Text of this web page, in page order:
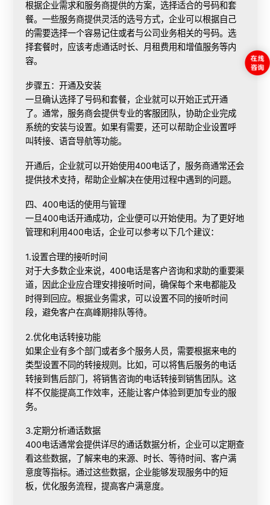
根据企业需求和服务商提供的方案，选择适合的号码和套
餐。一些服务商提供灵活的选号方式，企业可以根据自己
的需要选择一个容易记住或者与公司业务相关的号码。选
择套餐时，应该考虑通话时长、月租费用和增值服务等内
容。
步骤五：开通及安装
一旦确认选择了号码和套餐，企业就可以开始正式开通
了。通常，服务商会提供专业的客服团队，协助企业完成
系统的安装与设置。如果有需要，还可以帮助企业设置呼
叫转接、语音导航等功能。
开通后，企业就可以开始使用400电话了，服务商通常还会
提供技术支持，帮助企业解决在使用过程中遇到的问题。
四、400电话的使用与管理
一旦400电话开通成功，企业便可以开始使用。为了更好地
管理和利用400电话，企业可以参考以下几个建议：
1.设置合理的接听时间
对于大多数企业来说，400电话是客户咨询和求助的重要渠
道，因此企业应合理安排接听时间，确保每个来电都能及
时得到回应。根据业务需求，可以设置不同的接听时间
段，避免客户在高峰期排队等待。
2.优化电话转接功能
如果企业有多个部门或者多个服务人员，需要根据来电的
类型设置不同的转接规则。比如，可以将售后服务的电话
转接到售后部门，将销售咨询的电话转接到销售团队。这
样不仅能提高工作效率，还能让客户体验到更加专业的服
务。
3.定期分析通话数据
400电话通常会提供详尽的通话数据分析，企业可以定期查
看这些数据，了解来电的来源、时长、等待时间、客户满
意度等指标。通过这些数据，企业能够发现服务中的短
板，优化服务流程，提高客户满意度。